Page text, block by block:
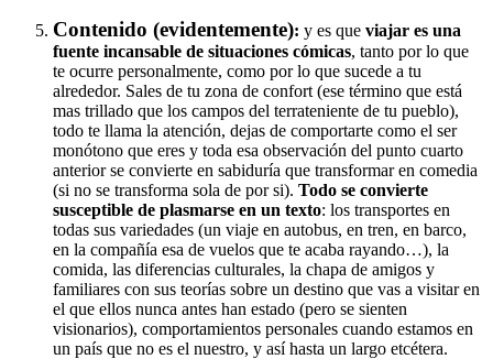
Contenido (evidentemente): y es que viajar es una
fuente incansable de situaciones cómicas, tanto por lo que
te ocurre personalmente, como por lo que sucede a tu
alrededor. Sales de tu zona de confort (ese término que está
mas trillado que los campos del terrateniente de tu pueblo),
todo te llama la atención, dejas de comportarte como el ser
monótono que eres y toda esa observación del punto cuarto
anterior se convierte en sabiduría que transformar en comedia
(si no se transforma sola de por si). Todo se convierte
susceptible de plasmarse en un texto: los transportes en
todas sus variedades (un viaje en autobus, en tren, en barco,
en la compañía esa de vuelos que te acaba rayando…), la
comida, las diferencias culturales, la chapa de amigos y
familiares con sus teorías sobre un destino que vas a visitar en
el que ellos nunca antes han estado (pero se sienten
visionarios), comportamientos personales cuando estamos en
un país que no es el nuestro, y así hasta un largo etcétera.